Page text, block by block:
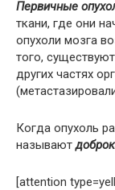
Первичные
ткани, где они
опухоли мозга
того, существуют
других частях
Когда опухоль
называют
[attention